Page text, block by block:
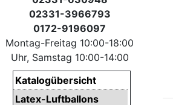
02331-3966793
0172-9196097
Montag-Freitag 10:00-18:00
Uhr, Samstag 10:00-14:00
Katalogübersicht
Latex-Luftballons